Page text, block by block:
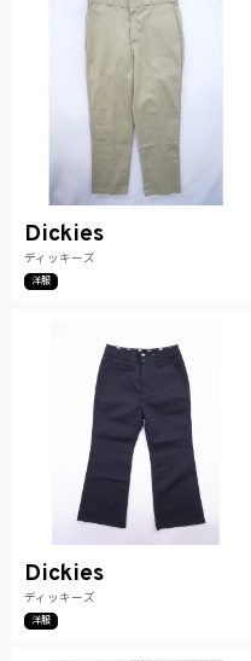
Dickies
ディッキーズ
洋服
Dickies
ディッキーズ
洋服